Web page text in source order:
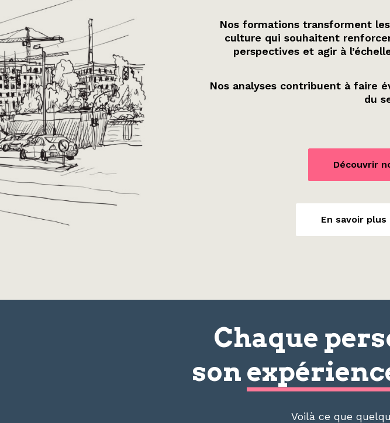
Nos formations transforment
culture qui souhaitent
perspectives et agir à
Nos analyses contribuent à faire
du
Découvrir
En savoir
Chaque
son
Voilà ce que